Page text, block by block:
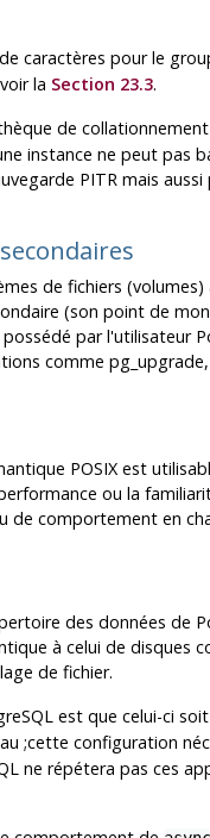
caractères pour le
la Section 23.3.
de
instance ne peut pas
PITR mais
de fichiers
(son point de
par l'utilisateur
comme pg_upgrade
POSIX est
ou la
comportement en
des données de
à celui de disques
de fichier.
est que celui-ci
;cette configuration
ne répétera pas ces